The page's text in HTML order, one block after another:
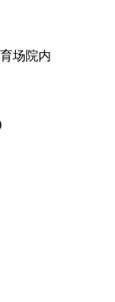
场院内